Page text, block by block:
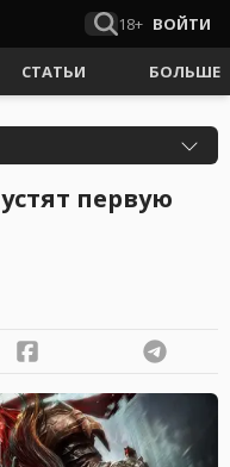
18+ ВОЙТИ
СТАТЬИ БОЛЬШЕ
первую